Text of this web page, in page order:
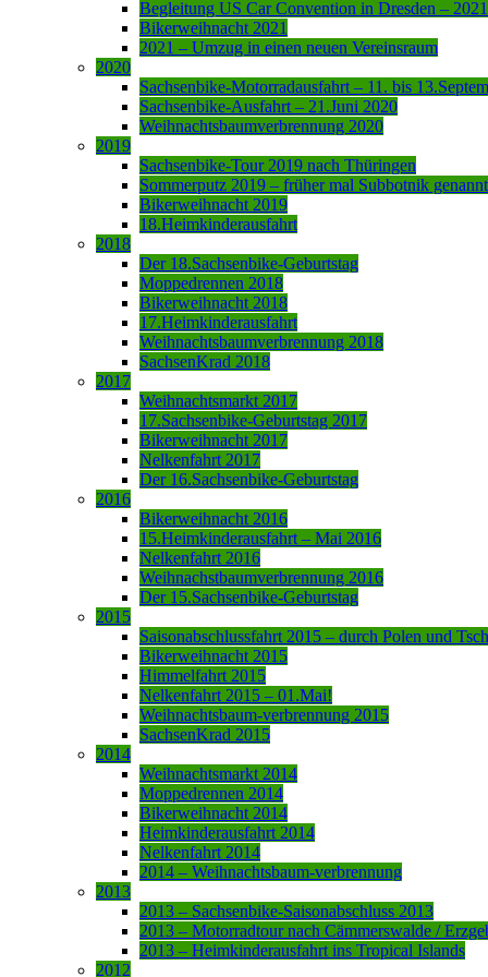
Begleitung US Car Convention in Dresden – 2021
Bikerweihnacht 2021
2021 – Umzug in einen neuen Vereinsraum
2020
Sachsenbike-Motorradausfahrt – 11. bis
Sachsenbike-Ausfahrt – 21.Juni 2020
Weihnachtsbaumverbrennung 2020
2019
Sachsenbike-Tour 2019 nach Thüringen
Sommerputz 2019 – früher mal Subbotnik genannt
Bikerweihnacht 2019
18.Heimkinderausfahrt
2018
Der 18.Sachsenbike-Geburtstag
Moppedrennen 2018
Bikerweihnacht 2018
17.Heimkinderausfahrt
Weihnachtsbaumverbrennung 2018
SachsenKrad 2018
2017
Weihnachtsmarkt 2017
17.Sachsenbike-Geburtstag 2017
Bikerweihnacht 2017
Nelkenfahrt 2017
Der 16.Sachsenbike-Geburtstag
2016
Bikerweihnacht 2016
15.Heimkinderausfahrt – Mai 2016
Nelkenfahrt 2016
Weihnachstbaumverbrennung 2016
Der 15.Sachsenbike-Geburtstag
2015
Saisonabschlussfahrt 2015 – durch Polen und
Bikerweihnacht 2015
Himmelfahrt 2015
Nelkenfahrt 2015 – 01.Mai!
Weihnachtsbaum-verbrennung 2015
SachsenKrad 2015
2014
Weihnachtsmarkt 2014
Moppedrennen 2014
Bikerweihnacht 2014
Heimkinderausfahrt 2014
Nelkenfahrt 2014
2014 – Weihnachtsbaum-verbrennung
2013
2013 – Sachsenbike-Saisonabschluss 2013
2013 – Motorradtour nach Cämmerswalde /
2013 – Heimkinderausfahrt ins Tropical Islands
2012